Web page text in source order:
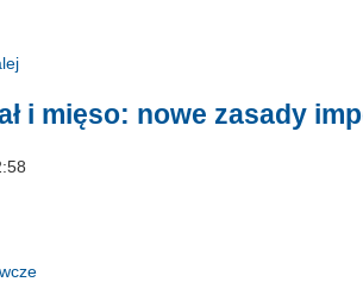
i mięso: nowe zasady